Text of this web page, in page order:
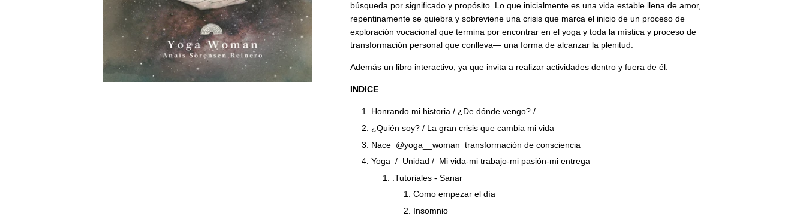
búsqueda por significado y propósito. Lo que inicialmente es una vida estable llena de amor,
repentinamente se quiebra y sobreviene una crisis que marca el inicio de un proceso de
exploración vocacional que termina por encontrar en el yoga y toda la mística y proceso de
transformación personal que conlleva— una forma de alcanzar la plenitud.
Además un libro interactivo, ya que invita a realizar actividades dentro y fuera de él.
INDICE
Honrando mi historia / ¿De dónde vengo? /
¿Quién soy? / La gran crisis que cambia mi vida
Nace @yoga__woman transformación de consciencia
Yoga / Unidad / Mi vida-mi trabajo-mi pasión-mi entrega
.Tutoriales - Sanar
Como empezar el día
Insomnio